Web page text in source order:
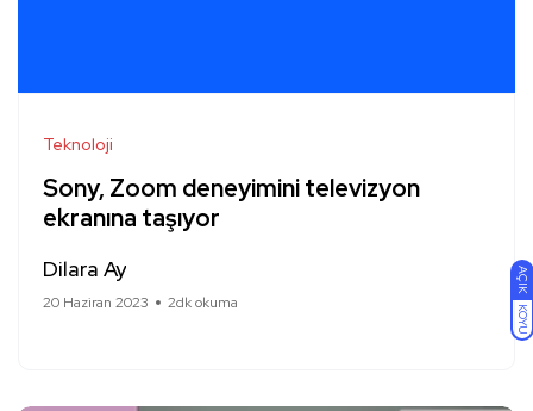
AÇIK
KOYU
Teknoloji
Sony, Zoom deneyimini televizyon
ekranına taşıyor
Dilara Ay
20 Haziran 2023 2dk okuma